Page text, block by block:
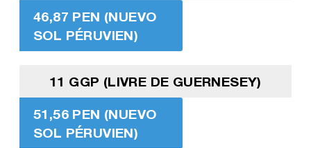
46,87 PEN (NUEVO
SOL PÉRUVIEN)
11 GGP (LIVRE DE GUERNESEY)
51,56 PEN (NUEVO
SOL PÉRUVIEN)